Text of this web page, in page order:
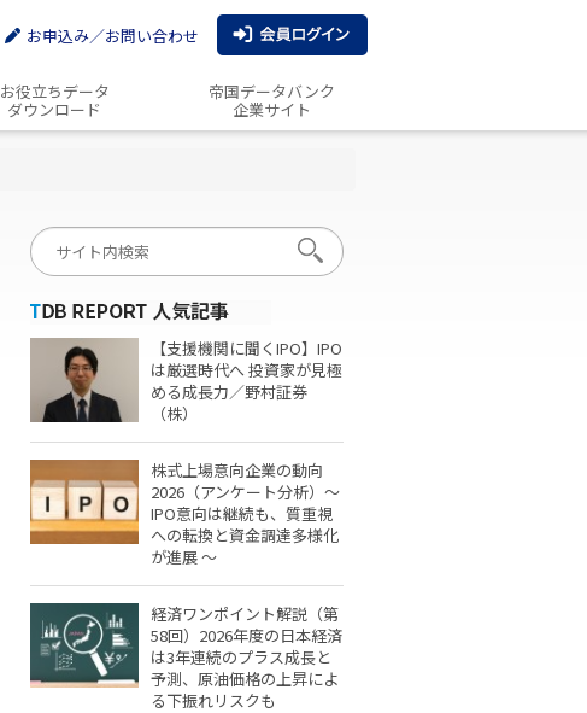
お申込み／お問い合わせ
お役立ちデータ
ダウンロード
帝国データバンク
企業サイト
【支援機関に聞くIPO】IPO
は厳選時代へ 投資家が見極
める成長力／野村証券
（株）
株式上場意向企業の動向
2026（アンケート分析）～
IPO意向は継続も、質重視
への転換と資金調達多様化
が進展 ～
経済ワンポイント解説（第
58回）2026年度の日本経済
は3年連続のプラス成長と
予測、原油価格の上昇によ
る下振れリスクも